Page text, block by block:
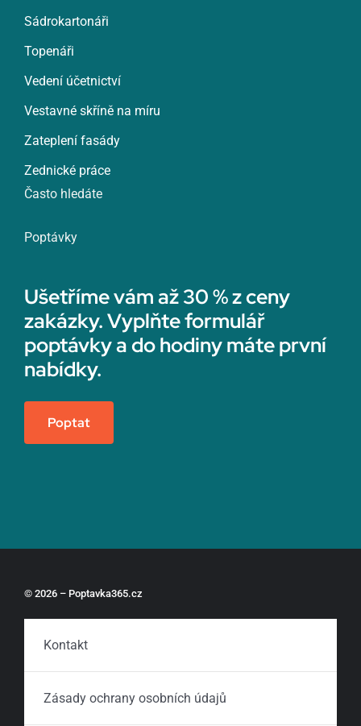
Sádrokartonáři
Topenáři
Vedení účetnictví
Vestavné skříně na míru
Zateplení fasády
Zednické práce
Často hledáte
Poptávky
Ušetříme vám až 30 % z ceny
zakázky. Vyplňte formulář
poptávky a do hodiny máte první
nabídky.
Poptat
© 2026 – Poptavka365.cz
Kontakt
Zásady ochrany osobních údajů